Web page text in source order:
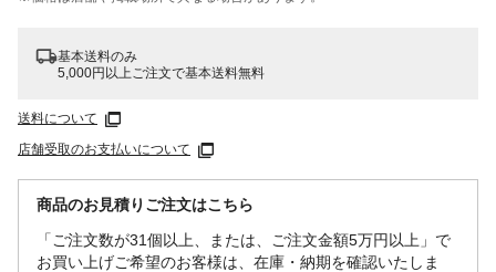
基本送料のみ
5,000円以上ご注文で基本送料無料
送料について
店舗受取のお支払いについて
商品のお見積りご注文はこちら
「ご注文数が31個以上、または、ご注文金額5万円以上」で
お買い上げご希望のお客様は、在庫・納期を確認いたしま